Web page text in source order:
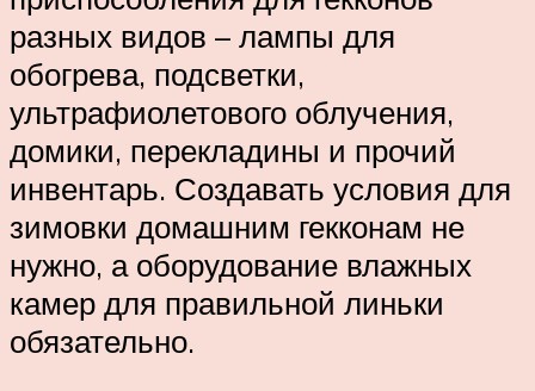
разных видов – лампы для
обогрева, подсветки,
ультрафиолетового облучения,
домики, перекладины и прочий
инвентарь. Создавать условия для
зимовки домашним гекконам не
нужно, а оборудование влажных
камер для правильной линьки
обязательно.